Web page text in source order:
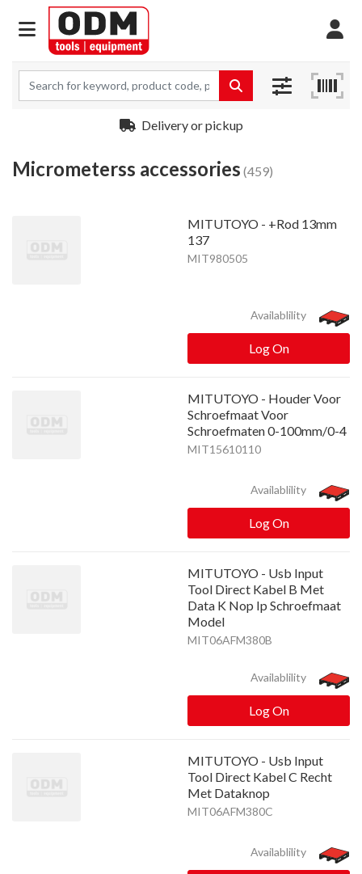
Delivery or pickup
Micrometerss accessories (459)
MITUTOYO - +Rod 13mm
137
MIT980505
Availablility
Log On
MITUTOYO - Houder Voor
Schroefmaat Voor
Schroefmaten 0-100mm/0-4
MIT15610110
Availablility
Log On
MITUTOYO - Usb Input
Tool Direct Kabel B Met
Data K Nop Ip Schroefmaat
Model
MIT06AFM380B
Availablility
Log On
MITUTOYO - Usb Input
Tool Direct Kabel C Recht
Met Dataknop
MIT06AFM380C
Availablility